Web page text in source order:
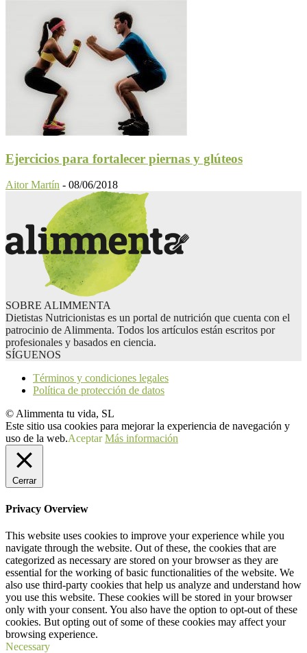
Ejercicios para fortalecer piernas y glúteos
Aitor Martín - 08/06/2018
SOBRE ALIMMENTA
Dietistas Nutricionistas es un portal de nutrición que cuenta con el
patrocinio de Alimmenta. Todos los artículos están escritos por
profesionales y basados en ciencia.
SÍGUENOS
Términos y condiciones legales
Política de protección de datos
© Alimmenta tu vida, SL
Este sitio usa cookies para mejorar la experiencia de navegación y
uso de la web.Aceptar Más información
Cerrar
Privacy Overview
This website uses cookies to improve your experience while you
navigate through the website. Out of these, the cookies that are
categorized as necessary are stored on your browser as they are
essential for the working of basic functionalities of the website. We
also use third-party cookies that help us analyze and understand how
you use this website. These cookies will be stored in your browser
only with your consent. You also have the option to opt-out of these
cookies. But opting out of some of these cookies may affect your
browsing experience.
Necessary